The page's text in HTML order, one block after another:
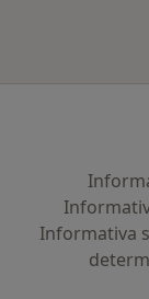
Informativa